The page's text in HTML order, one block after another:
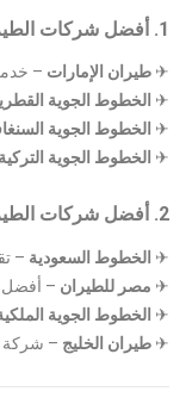
1. أفضل شركات الطيران العالمية
✈ طيران الإمارات –
✈ الخطوط الجوية
✈ الخطوط الجوية
✈ الخطوط الجوية التركية
2. أفضل شركات الطيران العربية
✈ الخطوط السعودية –
✈ مصر للطيران – أفضل
✈ الخطوط الجوية الملكية
✈ طيران الخليج – شركة